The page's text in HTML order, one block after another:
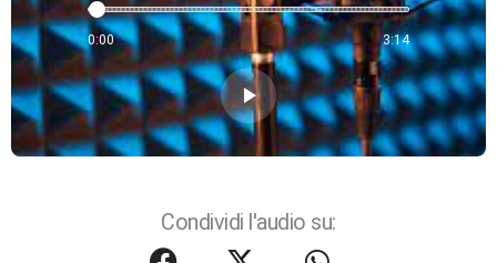
0:00 3:14
play_arrow
Condividi l'audio su: